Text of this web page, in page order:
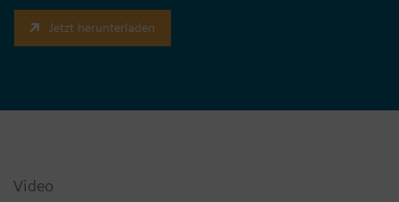
Jetzt herunterladen
Video